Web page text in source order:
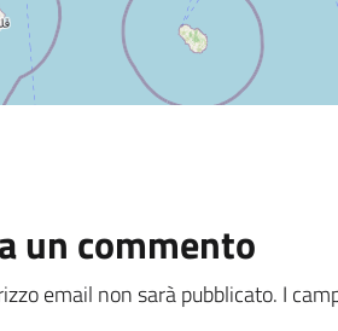
un commento
email non sarà pubblicato. I